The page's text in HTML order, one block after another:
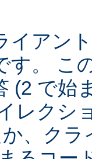
イアン
す。 こ
(2 で始
レクシ
か、ク